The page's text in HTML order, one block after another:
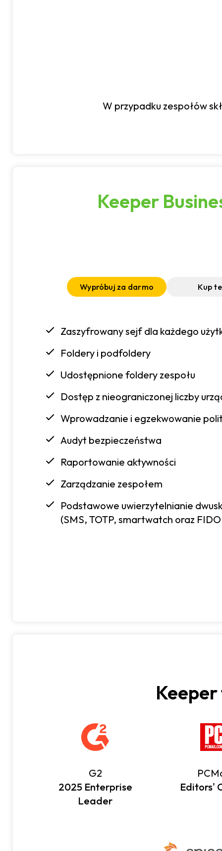
W przypadku zespołów
Keeper
Wypróbuj za darmo Kup
Zaszyfrowany sejf dla każdego
Foldery i podfoldery
Udostępnione foldery zespołu
Dostęp z nieograniczonej liczby
Wprowadzanie i egzekwowanie
Audyt bezpieczeństwa
Raportowanie aktywności
Zarządzanie zespołem
Podstawowe uwierzytelnianie
(SMS, TOTP, smartwatch oraz
G2
2025 Enterprise
Leader
Editors'